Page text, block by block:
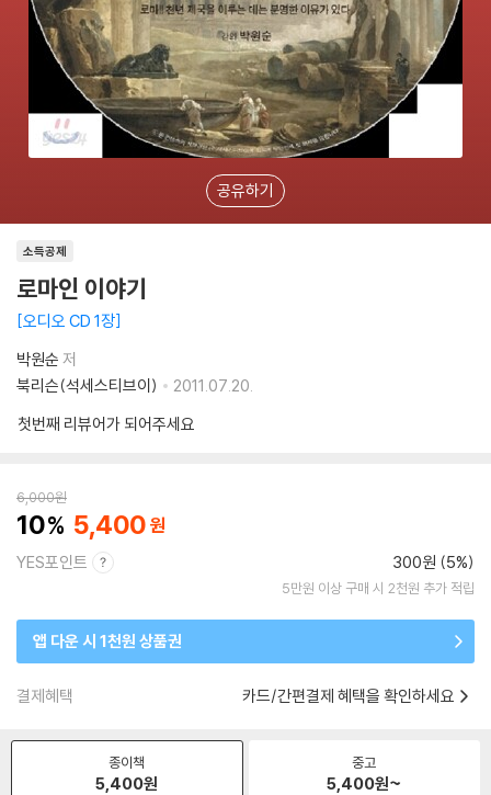
공유하기
소득공제
로마인 이야기
오디오 CD 1장
박원순 저
북리슨(석세스티브이)
2011.07.20.
첫번째 리뷰어가 되어주세요
6,000원
10 5,400
YES포인트 300원 (5%)
5만원 이상 구매 시 2천원 추가 적립
앱 다운 시 1천원 상품권
결제혜택 카드/간편결제 혜택을 확인하세요
종이책
5,400원
중고
5,400원~